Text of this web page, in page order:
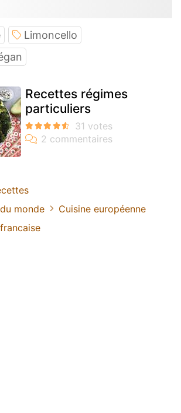
Limoncello
Recettes régimes
particuliers
monde
Cuisine européenne